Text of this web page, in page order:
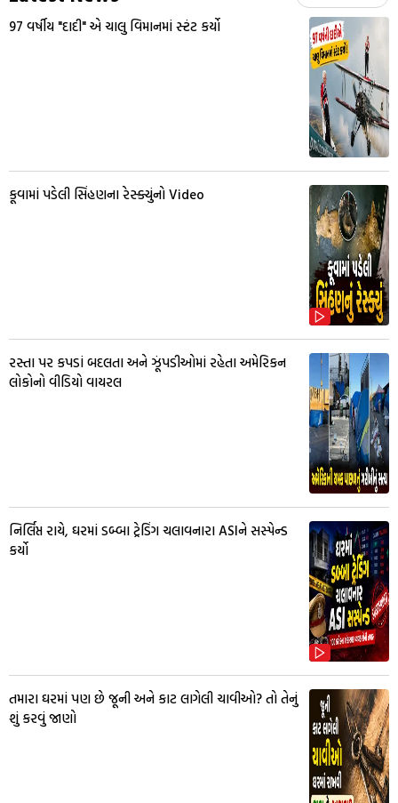
97 વર્ષીય "દાદી" એ ચાલુ વિમાનમાં સ્ટંટ કર્યો
કૂવામાં પડેલી સિંહણના રેસ્ક્યુંનો Video
રસ્તા પર કપડાં બદલતા અને ઝૂંપડીઓમાં રહેતા અમેરિકન
લોકોનો વીડિયો વાયરલ
નિર્લિપ્ત રાયે, ઘરમાં ડબ્બા ટ્રેડિંગ ચલાવનારા ASIને સસ્પેન્ડ
કર્યો
તમારા ઘરમાં પણ છે જૂની અને કાટ લાગેલી ચાવીઓ? તો તેનું
શું કરવું જાણો